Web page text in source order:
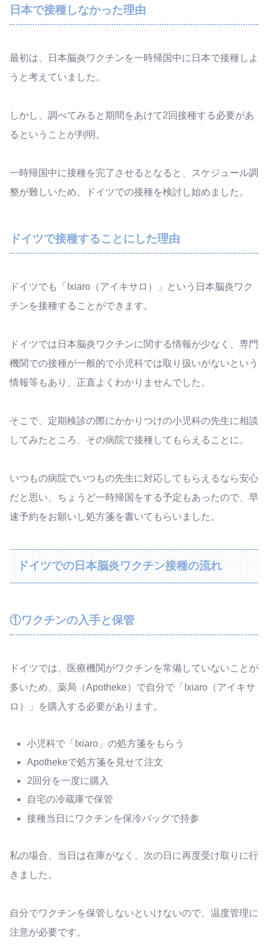
日本で接種しなかった理由
最初は、日本脳炎ワクチンを一時帰国中に日本で接種しよ
うと考えていました。
しかし、調べてみると期間をあけて2回接種する必要があ
るということが判明。
一時帰国中に接種を完了させるとなると、スケジュール調
整が難しいため、ドイツでの接種を検討し始めました。
ドイツで接種することにした理由
ドイツでも「Ixiaro（アイキサロ）」という日本脳炎ワク
チンを接種することができます。
ドイツでは日本脳炎ワクチンに関する情報が少なく、専門
機関での接種が一般的で小児科では取り扱いがないという
情報等もあり、正直よくわかりませんでした。
そこで、定期検診の際にかかりつけの小児科の先生に相談
してみたところ、その病院で接種してもらえることに。
いつもの病院でいつもの先生に対応してもらえるなら安心
だと思い、ちょうど一時帰国をする予定もあったので、早
速予約をお願いし処方箋を書いてもらいました。
ドイツでの日本脳炎ワクチン接種の流れ
①ワクチンの入手と保管
ドイツでは、医療機関がワクチンを常備していないことが
多いため、薬局（Apotheke）で自分で「Ixiaro（アイキサ
ロ）」を購入する必要があります。
小児科で「Ixiaro」の処方箋をもらう
Apothekeで処方箋を見せて注文
2回分を一度に購入
自宅の冷蔵庫で保管
接種当日にワクチンを保冷バッグで持参
私の場合、当日は在庫がなく、次の日に再度受け取りに行
きました。
自分でワクチンを保管しないといけないので、温度管理に
注意が必要です。